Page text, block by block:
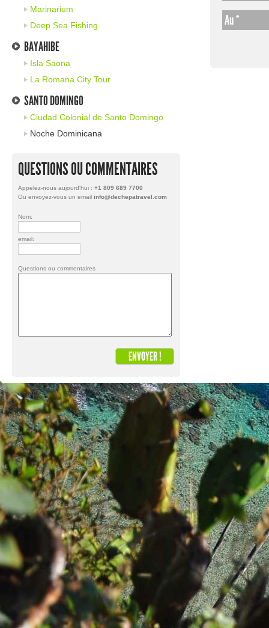
Marinarium
Deep Sea Fishing
BAYAHIBE
Isla Saona
La Romana City Tour
SANTO DOMINGO
Ciudad Colonial de Santo Domingo
Noche Dominicana
QUESTIONS OU COMMENTAIRES
Appelez-nous aujourd'hui : +1 809 689 7700
Ou envoyez-vous un email info@dechepatravel.com
Nom:
email:
Questions ou commentaires
Au *